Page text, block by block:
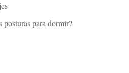
posturas para dormir?